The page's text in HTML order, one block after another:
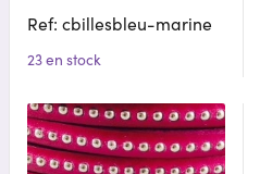
Ref: cbillesbleu-marine
23 en stock